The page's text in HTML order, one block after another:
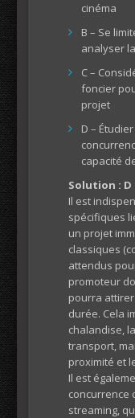
cinéma
B – Se
analyser
C –
foncier
projet
D –
capacité
Solution : D
Il est
spécifiques
un projet
classiques
attendus
promoteur
pourra
durée. Cela
chalandise,
transport,
proximité et
Il est
concurrence
streaming,